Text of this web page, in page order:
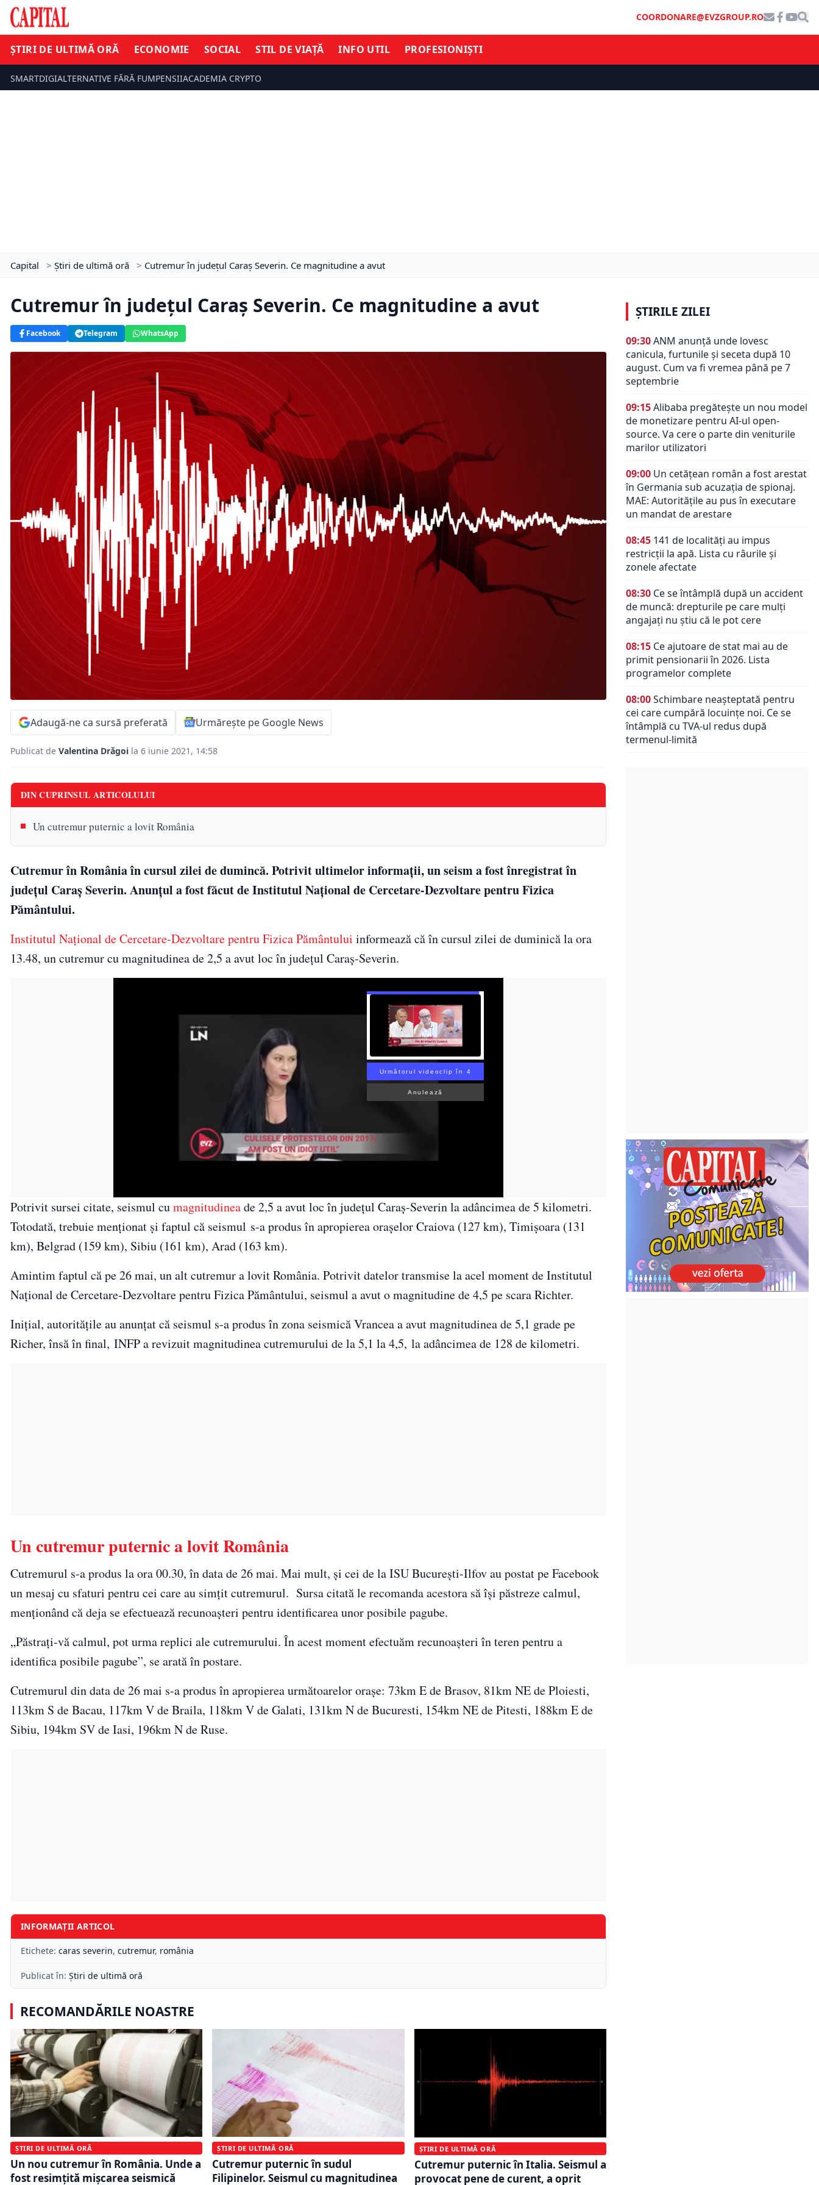
COORDONARE@EVZGROUP.RO
ȘTIRI DE ULTIMĂ ORĂ ECONOMIE SOCIAL STIL DE VIAȚĂ INFO UTIL PROFESIONIȘTI
SMARTDIGIALTERNATIVE FĂRĂ FUMPENSIIACADEMIA CRYPTO
Capital > Știri de ultimă oră > Cutremur în județul Caraș Severin. Ce magnitudine a avut
Cutremur în județul Caraș Severin. Ce magnitudine a avut
Facebook Telegram WhatsApp
Adaugă-ne ca sursă preferată Urmărește pe Google News
Publicat de Valentina Drăgoi la 6 iunie 2021, 14:58
DIN CUPRINSUL ARTICOLULUI
Un cutremur puternic a lovit România
Cutremur în România în cursul zilei de dumincă. Potrivit ultimelor informații, un seism a fost înregistrat în
județul Caraș Severin. Anunțul a fost făcut de Institutul Național de Cercetare-Dezvoltare pentru Fizica
Pământului.
Institutul Național de Cercetare-Dezvoltare pentru Fizica Pământului informează că în cursul zilei de duminică la ora
13.48, un cutremur cu magnitudinea de 2,5 a avut loc în județul Caraș-Severin.
Următorul videoclip în 3
Anulează
Potrivit sursei citate, seismul cumagnitudineade 2,5 a avut loc în județul Caraș-Severin la adâncimea de 5 kilometri.
Totodată, trebuie menționat și faptul că seismul s-a produs în apropierea oraşelor Craiova (127 km), Timișoara (131
km), Belgrad (159 km), Sibiu (161 km), Arad (163 km).
Amintim faptul că pe 26 mai, un alt cutremur a lovit România. Potrivit datelor transmise la acel moment de Institutul
Național de Cercetare-Dezvoltare pentru Fizica Pământului, seismul a avut o magnitudine de 4,5 pe scara Richter.
Inițial, autorităţile au anunţat că seismul s-a produs în zona seismică Vrancea a avut magnitudinea de 5,1 grade pe
Richer, însă în final, INFP a revizuit magnitudinea cutremurului de la 5,1 la 4,5, la adâncimea de 128 de kilometri.
Un cutremur puternic a lovit România
Cutremurul s-a produs la ora 00.30, în data de 26 mai. Mai mult, şi cei de la ISU București-Ilfov au postat pe Facebook
un mesaj cu sfaturi pentru cei care au simțit cutremurul. Sursa citată le recomanda acestora să își păstreze calmul,
menționând că deja se efectuează recunoașteri pentru identificarea unor posibile pagube.
„Păstrați-vă calmul, pot urma replici ale cutremurului. În acest moment efectuăm recunoașteri în teren pentru a
identifica posibile pagube”, se arată în postare.
Cutremurul din data de 26 mai s-a produs în apropierea următoarelor oraşe: 73km E de Brasov, 81km NE de Ploiesti,
113km S de Bacau, 117km V de Braila, 118km V de Galati, 131km N de Bucuresti, 154km NE de Pitesti, 188km E de
Sibiu, 194km SV de Iasi, 196km N de Ruse.
INFORMAȚII ARTICOL
Etichete: caras severin, cutremur, românia
Publicat în: Știri de ultimă oră
RECOMANDĂRILE NOASTRE
ȘTIRI DE ULTIMĂ ORĂ
Un nou cutremur în România. Unde a
fost resimțită mișcarea seismică
ȘTIRI DE ULTIMĂ ORĂ
Cutremur puternic în sudul
Filipinelor. Seismul cu magnitudinea
ȘTIRI DE ULTIMĂ ORĂ
Cutremur puternic în Italia. Seismul a
provocat pene de curent, a oprit
ȘTIRILE ZILEI
09:30ANM anunță unde lovesc
canicula, furtunile și seceta după 10
august. Cum va fi vremea până pe 7
septembrie
09:15Alibaba pregătește un nou model
de monetizare pentru AI-ul open-
source. Va cere o parte din veniturile
marilor utilizatori
09:00 Un cetățean român a fost arestat
în Germania sub acuzația de spionaj.
MAE: Autorităţile au pus în executare
un mandat de arestare
08:45 141 de localități au impus
restricții la apă. Lista cu râurile și
zonele afectate
08:30 Ce se întâmplă după un accident
de muncă: drepturile pe care mulți
angajați nu știu că le pot cere
08:15 Ce ajutoare de stat mai au de
primit pensionarii în 2026. Lista
programelor complete
08:00Schimbare neașteptată pentru
cei care cumpără locuințe noi. Ce se
întâmplă cu TVA-ul redus după
termenul-limită